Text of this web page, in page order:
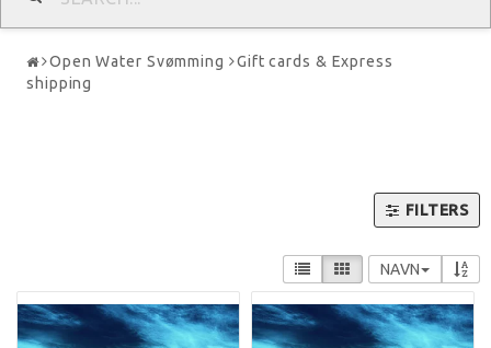
Open Water Svømming
Gift cards & Express
shipping
FILTERS
NAVN